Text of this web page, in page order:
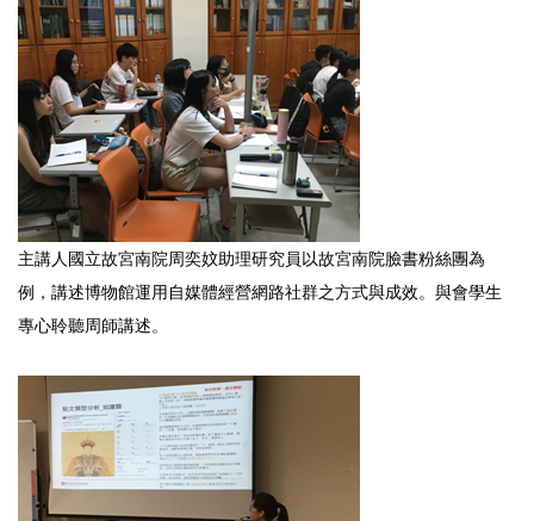
主講人國立故宮南院周奕妏助理研究員以故宮南院臉書粉絲團為
例，講述博物館運用自媒體經營網路社群之方式與成效。與會學生
專心聆聽周師講述。